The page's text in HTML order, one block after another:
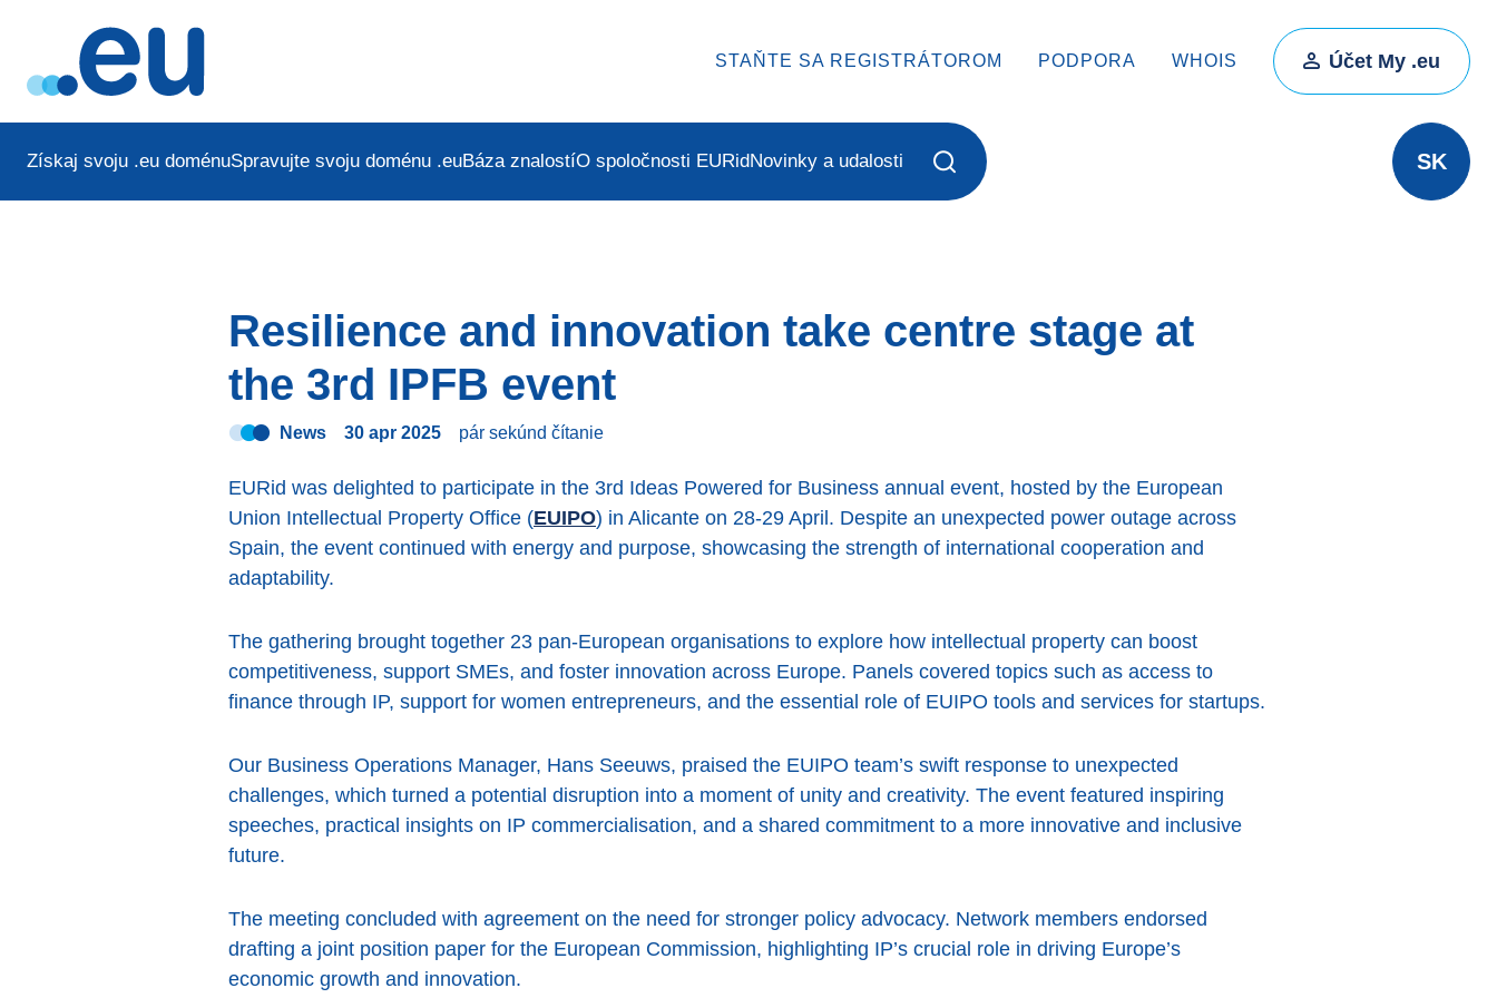
STAŇTE SA REGISTRÁTOROM PODPORA WHOIS Účet My .eu
Získaj svoju .eu doménuSpravujte svoju doménu .euBáza znalostíO spoločnosti EURidNovinky a udalosti SK
Resilience and innovation take centre stage at
the 3rd IPFB event
News 30 apr 2025 pár sekúndčítanie
EURid was delighted to participate in the 3rd Ideas Powered for Business annual event, hosted by the European
Union Intellectual Property Office (EUIPO) in Alicante on 28-29 April. Despite an unexpected power outage across
Spain, the event continued with energy and purpose, showcasing the strength of international cooperation and
adaptability.
The gathering brought together 23 pan-European organisations to explore how intellectual property can boost
competitiveness, support SMEs, and foster innovation across Europe. Panels covered topics such as access to
finance through IP, support for women entrepreneurs, and the essential role of EUIPO tools and services for startups.
Our Business Operations Manager, Hans Seeuws, praised the EUIPO team’s swift response to unexpected
challenges, which turned a potential disruption into a moment of unity and creativity. The event featured inspiring
speeches, practical insights on IP commercialisation, and a shared commitment to a more innovative and inclusive
future.
The meeting concluded with agreement on the need for stronger policy advocacy. Network members endorsed
drafting a joint position paper for the European Commission, highlighting IP’s crucial role in driving Europe’s
economic growth and innovation.